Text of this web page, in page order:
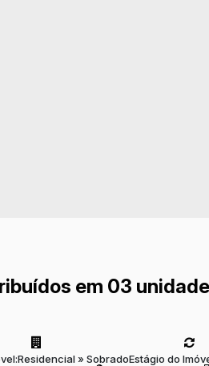
em 03
Residencial» SobradoEstágio do